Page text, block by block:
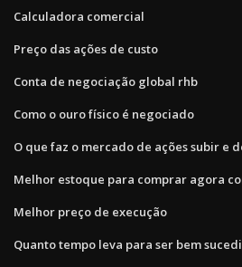
Calculadora comercial
Preço das ações de custo
Conta de negociação global rhb
Como o ouro físico é negociado
O que faz o mercado de ações subir e
Melhor estoque para comprar agora
Melhor preço de execução
Quanto tempo leva para ser bem